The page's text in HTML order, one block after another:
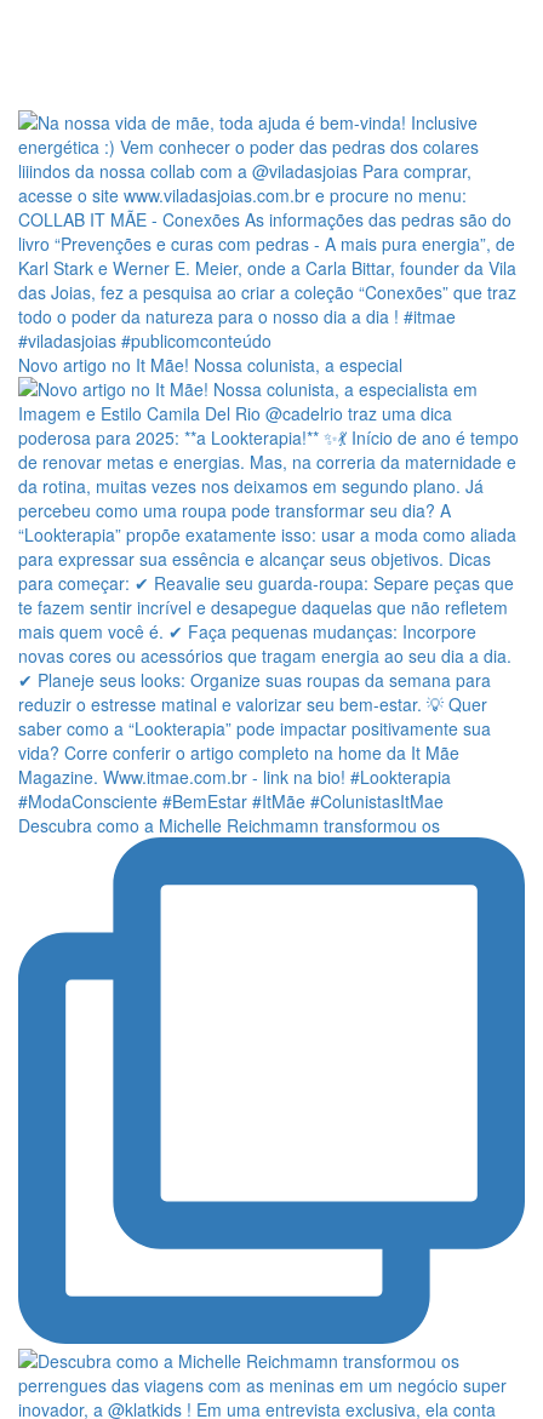
Novo artigo no It Mãe! Nossa colunista, a especial
Descubra como a Michelle Reichmamn transformou os